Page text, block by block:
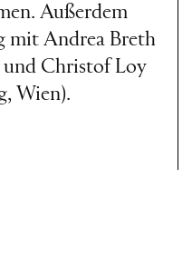
Außerdem
mit Andrea Breth
und Christof Loy
Wien).